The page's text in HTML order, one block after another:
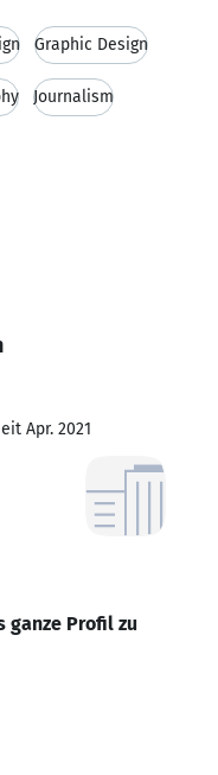
Graphic Design
Journalism
Apr. 2021
ganze Profil zu